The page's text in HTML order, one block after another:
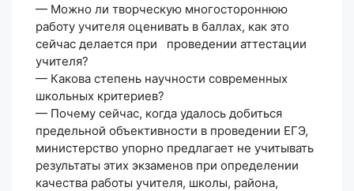
— Можно ли творческую многостороннюю
работу учителя оценивать в баллах, как это
сейчас делается при проведении аттестации
учителя?
— Какова степень научности современных
школьных критериев?
— Почему сейчас, когда удалось добиться
предельной объективности в проведении ЕГЭ,
министерство упорно предлагает не учитывать
результаты этих экзаменов при определении
качества работы учителя, школы, района,